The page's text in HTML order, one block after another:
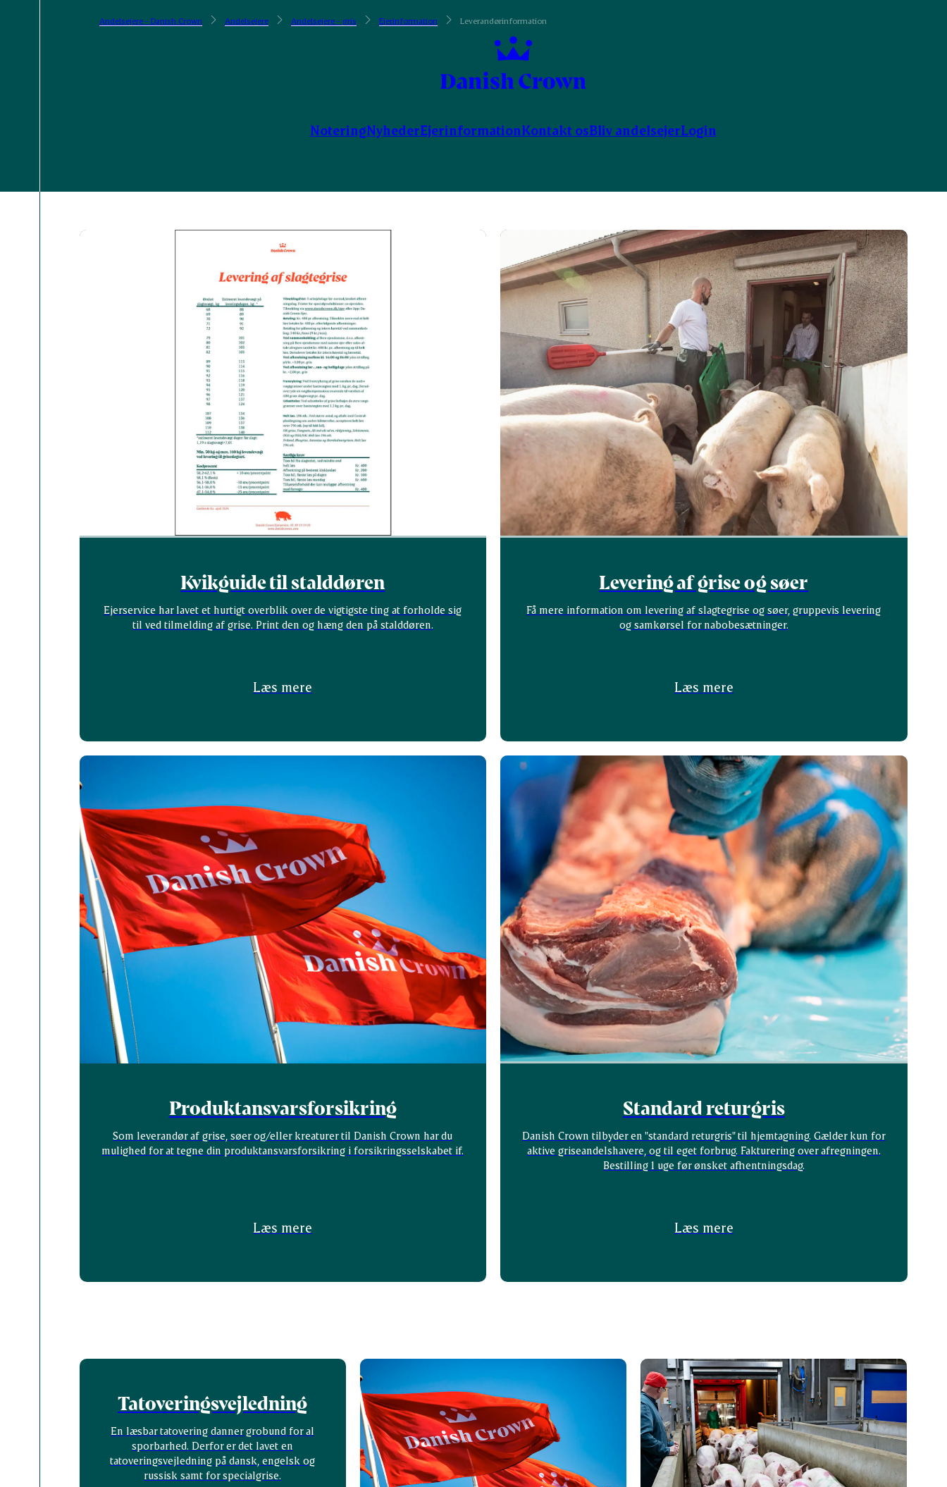
Andelsejere - Danish Crown Andelsejere Andelsejere - gris Ejerinformation Leverandørinformation
NoteringNyhederEjerinformationKontakt osBliv andelsejerLogin
Kvikguide til stalddøren
Ejerservice har lavet et hurtigt overblik over de vigtigste ting at forholde sig
til ved tilmelding af grise. Print den og hæng den på stalddøren.
Læs mere
Levering af grise og søer
Få mere information om levering af slagtegrise og søer, gruppevis levering
og samkørsel for nabobesætninger.
Læs mere
Produktansvarsforsikring
Som leverandør af grise, søer og/eller kreaturer til Danish Crown har du
mulighed for at tegne din produktansvarsforsikring i forsikringsselskabet if.
Læs mere
Standard returgris
Danish Crown tilbyder en "standard returgris" til hjemtagning. Gælder kun for
aktive griseandelshavere, og til eget forbrug. Fakturering over afregningen.
Bestilling 1 uge før ønsket afhentningsdag.
Læs mere
Tatoveringsvejledning
En læsbar tatovering danner grobund for al
sporbarhed. Derfor er det lavet en
tatoveringsvejledning på dansk, engelsk og
russisk samt for specialgrise.